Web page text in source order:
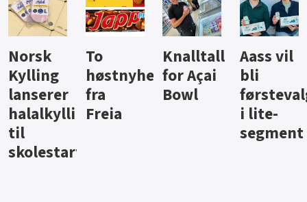
Knalltall
for Açai
Bowl
Aass vil
bli
førstevalg
i lite-
Brus og
jus fra
Berentsen
Hard
iste fra
Hansa